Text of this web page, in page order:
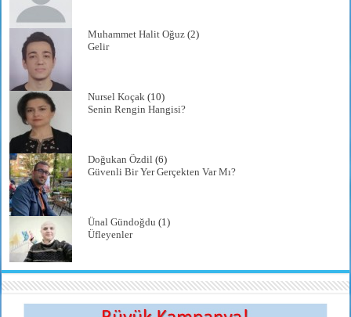
Muhammet Halit Oğuz (2)
Gelir
Nursel Koçak (10)
Senin Rengin Hangisi?
Doğukan Özdil (6)
Güvenli Bir Yer Gerçekten Var Mı?
Ünal Gündoğdu (1)
Üfleyenler